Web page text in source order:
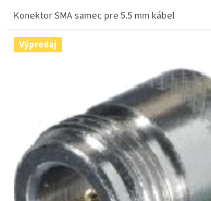
Konektor SMA samec pre 5.5 mm kábel
Výpredaj